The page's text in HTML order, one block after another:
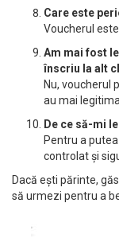
Care este
Voucherul
Am mai fost
înscriu la alt
Nu, voucherul
au mai
De ce să-mi
Pentru a
controlat și
Dacă ești părinte,
să urmezi pentru a